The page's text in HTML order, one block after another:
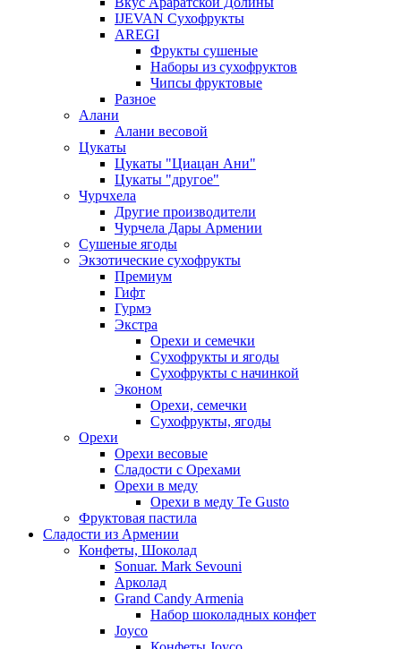
IJEVAN Сухофрукты
AREGI
Фрукты сушеные
Наборы из сухофруктов
Чипсы фруктовые
Разное
Алани
Алани весовой
Цукаты
Цукаты "Циацан Ани"
Цукаты "другое"
Чурчхела
Другие производители
Чурчела Дары Армении
Сушеные ягоды
Экзотические сухофрукты
Премиум
Гифт
Гурмэ
Экстра
Орехи и семечки
Сухофрукты и ягоды
Сухофрукты с начинкой
Эконом
Орехи, семечки
Сухофрукты, ягоды
Орехи
Орехи весовые
Сладости с Орехами
Орехи в меду
Орехи в меду Te Gusto
Фруктовая пастила
Сладости из Армении
Конфеты, Шоколад
Sonuar. Mark Sevouni
Арколад
Grand Candy Armenia
Набор шоколадных конфет
Joyco